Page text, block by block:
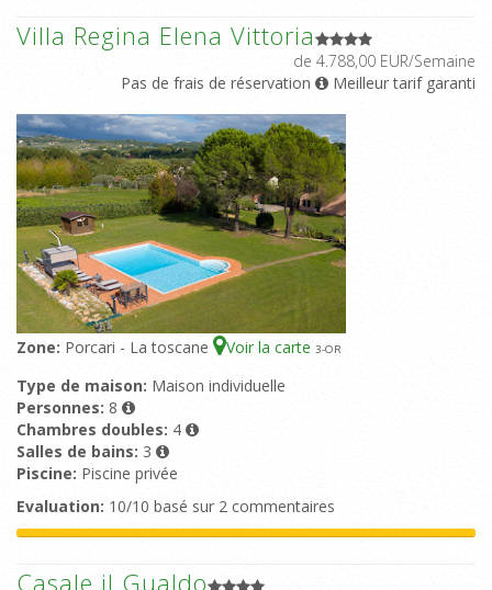
Villa Regina Elena Vittoria
de 4.788,00 EUR/Semaine
Pas de frais de réservation
Meilleur tarif garanti
Zone: Porcari - La toscane Voir la carte 3-OR
Type de maison: Maison individuelle
Personnes: 8
Chambres doubles: 4
Salles de bains: 3
Piscine: Piscine privée
Evaluation: 10/10 basé sur 2 commentaires
Casale il Gualdo